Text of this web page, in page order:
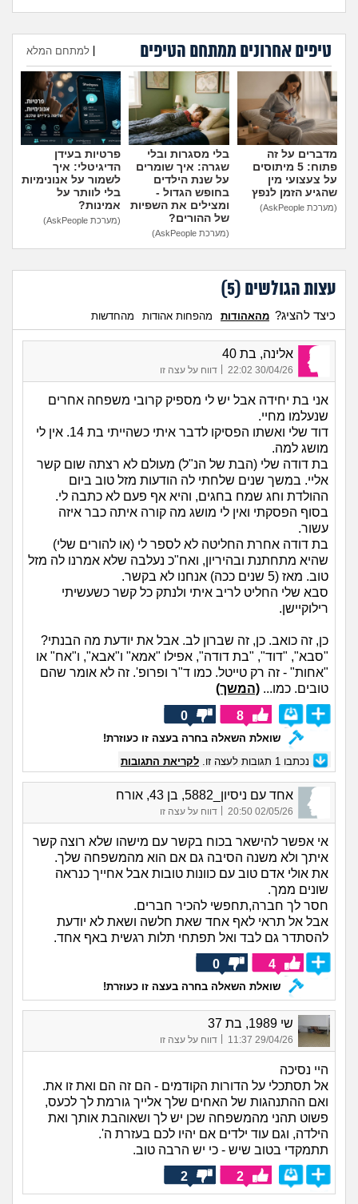
היועצת המליצה לשלוח את
הבן שלי לפנימייה, לסמוך
עליה?(אמא מודאגת, בת
35)
עומדת להיות בפנימייה ויש לי
חבר, אני יכולה להביא אותו
לחדר שלי?(פנימיסטית
לעתיד, בת 16)
טיפים אחרונים ממתחם הטיפים למתחם המלא
הוספת טיפ
מדברים על זה
פתוח: 5 מיתוסים
על צעצועי מין
שהגיע הזמן לנפץ
(מערכת AskPeople)
בלי מסגרות ובלי
שגרה: איך שומרים
על שנת הילדים
בחופש הגדול -
ומצילים את השפיות
של ההורים?
(מערכת AskPeople)
פרטיות בעידן
הדיגיטלי: איך
לשמור על אנונימיות
בלי לוותר על
אמינות?
(מערכת AskPeople)
עצות הגולשים (5
)
כיצד להציג? מהאהודות מהפחות אהודות מהחדשות
אלינה, בת 40
30/04/26 22:02 דווח על עצה זו
אני בת יחידה אבל יש לי מספיק קרובי משפחה אחרים
שנעלמו מחיי.
דוד שלי ואשתו הפסיקו לדבר איתי כשהייתי בת 14. אין לי
מושג למה.
בת דודה שלי (הבת של הנ"ל) מעולם לא רצתה שום קשר
אליי. במשך שנים שלחתי לה הודעות מזל טוב ביום
ההולדת וחג שמח בחגים, והיא אף פעם לא כתבה לי.
בסוף הפסקתי ואין לי מושג מה קורה איתה כבר איזה
עשור.
בת דודה אחרת החליטה לא לספר לי (או להורים שלי)
שהיא מתחתנת ובהיריון, ואח"כ נעלבה שלא אמרנו לה מזל
טוב. מאז (5 שנים ככה) אנחנו לא בקשר.
סבא שלי החליט לריב איתי ולנתק כל קשר כשעשיתי
רילוקיישן.
כן, זה כואב. כן, זה שברון לב. אבל את יודעת מה הבנתי?
"סבא", "דוד", "בת דודה", אפילו "אמא" ו"אבא", ו"אח" או
"אחות" - זה רק טייטל. כמו ד"ר ופרופ'. זה לא אומר שהם
טובים. כמו... (המשך)
8
0
שואלת השאלה בחרה בעצה זו כעוזרת!
נכתבו 1 תגובות לעצה זו. לקריאת התגובות
אחד עם ניסיון_5882, בן 43, אורח
02/05/26 20:50
| דווח על עצה זו
אי אפשר להישאר בכוח בקשר עם מישהו שלא רוצה קשר
איתך ולא משנה הסיבה גם אם הוא מהמשפחה שלך.
את אולי אדם טוב עם כוונות טובות אבל אחייך כנראה
שונים ממך.
חסר לך חברה,תחפשי להכיר חברים.
אבל אל תראי לאף אחד שאת חלשה ושאת לא יודעת
להסתדר גם לבד ואל תפתחי תלות רגשית באף אחד.
4
0
שואלת השאלה בחרה בעצה זו כעוזרת!
שי 1989, בת 37
29/04/26 11:37
| דווח על עצה זו
היי נסיכה
אל תסתכלי על הדורות הקודמים - הם זה הם ואת זו את.
ואם ההתנהגות של האחים שלך אלייך גורמת לך לכעס,
פשוט תהני מהמשפחה שכן יש לך ושאוהבת אותך ואת
הילדה, וגם עוד ילדים אם יהיו לכם בעזרת ה'.
תתמקדי בטוב שיש - כי יש הרבה טוב.
2
2